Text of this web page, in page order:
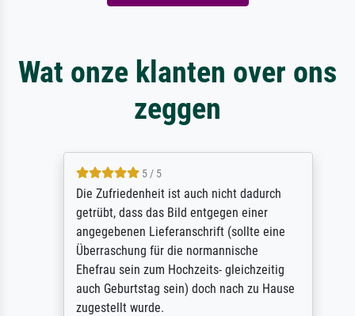
Wat onze klanten over ons
zeggen
5 / 5
Die Zufriedenheit ist auch nicht dadurch
getrübt, dass das Bild entgegen einer
angegebenen Lieferanschrift (sollte eine
Überraschung für die normannische
Ehefrau sein zum Hochzeits- gleichzeitig
auch Geburtstag sein) doch nach zu Hause
zugestellt wurde.